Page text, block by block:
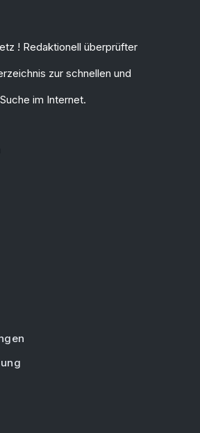
! Redaktionell überprüfter
zur schnellen und
im Internet.